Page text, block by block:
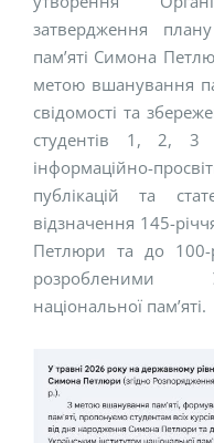
затвердження
пам’яті Симона
метою вшанування
свідомості та
студентів 1, 2, 3
інформаційно-
публікацій та
відзначення 145-
Петлюри та до 100-
розробленими
національної пам’яті.